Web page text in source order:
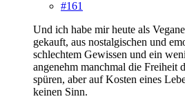
#161
Und ich habe mir heute als
gekauft, aus nostalgischen und
schlechtem Gewissen und ein
angenehm manchmal die Freiheit
spüren, aber auf Kosten eines
keinen Sinn.